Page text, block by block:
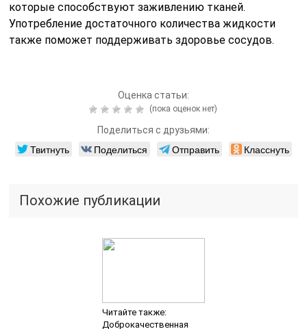
которые способствуют заживлению тканей.
Употребление достаточного количества жидкости
также поможет поддерживать здоровье сосудов.
Оценка статьи:
(пока оценок нет)
Поделиться с друзьями:
Твитнуть Поделиться Отправить Класснуть
Похожие публикации
Читайте также:
Доброкачественная